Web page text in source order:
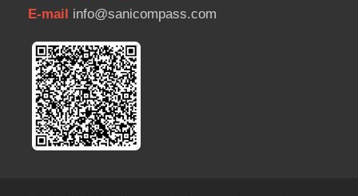
E-mail info@sanicompass.com